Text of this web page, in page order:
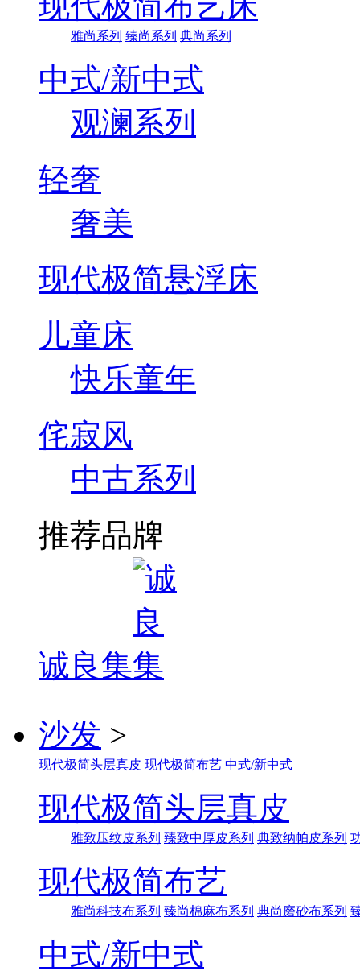
雅尚系列 臻尚系列 典尚系列
中式/新中式
观澜系列
轻奢
奢美
现代极简悬浮床
儿童床
快乐童年
侘寂风
中古系列
推荐品牌
诚良集
沙发 >
现代极简头层真皮 现代极简布艺 中式/新中式
现代极简头层真皮
雅致压纹皮系列 臻致中厚皮系列 典致纳帕皮系列
现代极简布艺
雅尚科技布系列 臻尚棉麻布系列 典尚磨砂布系列
中式/新中式